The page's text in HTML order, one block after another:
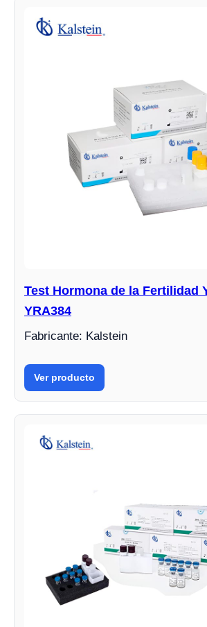
Test Hormona de la Fertilidad
YRA384
Fabricante: Kalstein
Ver producto